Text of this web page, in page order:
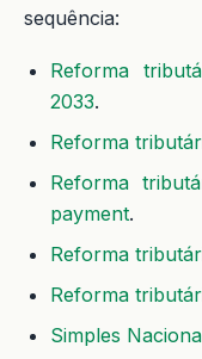
sequência:
Reforma
2033.
Reforma
Reforma
payment.
Reforma
Reforma
Simples